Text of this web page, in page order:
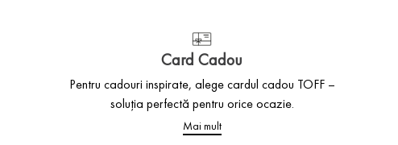
Card Cadou
Pentru cadouri inspirate, alege cardul cadou TOFF –
soluția perfectă pentru orice ocazie.
Mai mult